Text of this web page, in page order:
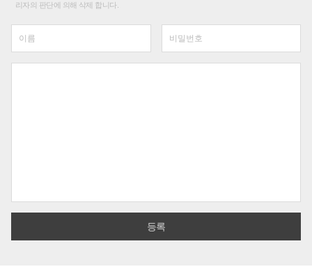
리자의 판단에 의해 삭제 합니다.